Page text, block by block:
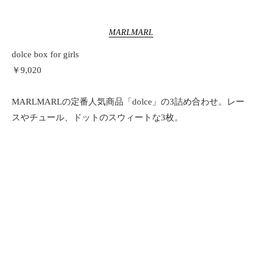
MARLMARL
dolce box for girls
￥9,020
MARLMARLの定番人気商品「dolce」の3詰め合わせ。レー
スやチュール、ドットのスウィートな3枚。